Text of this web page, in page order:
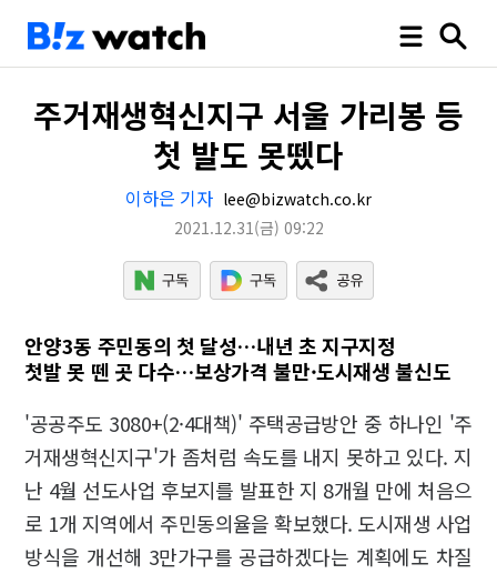
주거재생혁신지구 서울 가리봉 등
첫 발도 못뗐다
이하은 기자 lee@bizwatch.co.kr
2021.12.31(금) 09:22
안양3동 주민동의 첫 달성…내년 초 지구지정
첫발 못 뗀 곳 다수…보상가격 불만·도시재생 불신도
'공공주도 3080+(2·4대책)' 주택공급방안 중 하나인 '주
거재생혁신지구'가 좀처럼 속도를 내지 못하고 있다. 지
난 4월 선도사업 후보지를 발표한 지 8개월 만에 처음으
로 1개 지역에서 주민동의율을 확보했다. 도시재생 사업
방식을 개선해 3만가구를 공급하겠다는 계획에도 차질